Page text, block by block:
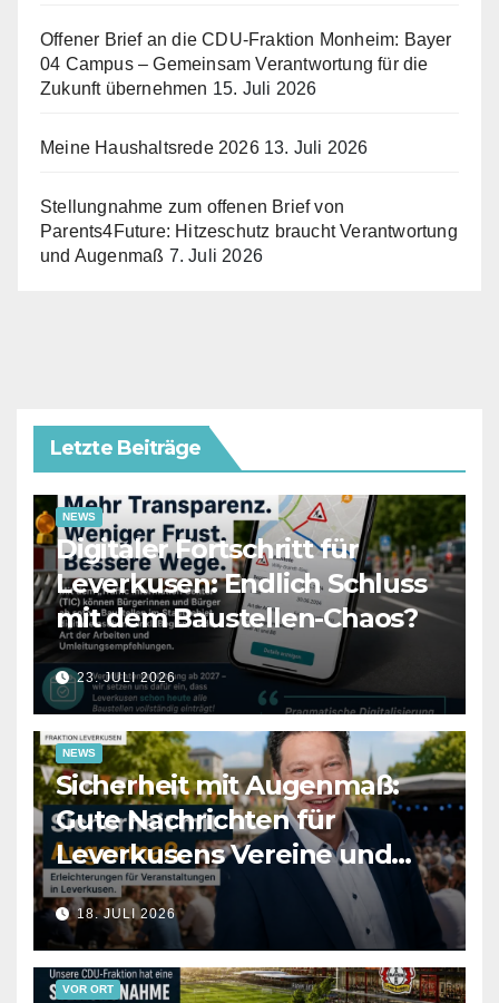
Offener Brief an die CDU-Fraktion Monheim: Bayer
04 Campus – Gemeinsam Verantwortung für die
Zukunft übernehmen 15. Juli 2026
Meine Haushaltsrede 2026 13. Juli 2026
Stellungnahme zum offenen Brief von
Parents4Future: Hitzeschutz braucht Verantwortung
und Augenmaß 7. Juli 2026
Letzte Beiträge
NEWS
Digitaler Fortschritt für
Leverkusen: Endlich Schluss
mit dem Baustellen-Chaos?
23. JULI 2026
NEWS
Sicherheit mit Augenmaß:
Gute Nachrichten für
Leverkusens Vereine und
Veranstalter
18. JULI 2026
VOR ORT